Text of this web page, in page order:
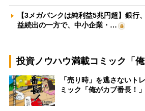
【3メガバンクは純利益5兆円超】銀行
益続出の一方で、中小企業・…
投資ノウハウ満載コミック「俺
「売り時」を逃さない
ミック「俺がカブ番長！